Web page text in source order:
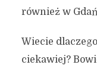
również w
Wiecie
ciekawiej?